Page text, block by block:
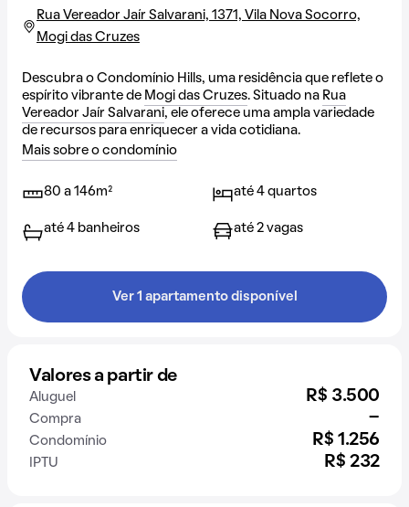
Rua Vereador Jaír Salvarani, 1371, Vila Nova Socorro,
Mogi das Cruzes
Descubra o Condomínio Hills, uma residência que reflete o
espírito vibrante de Mogi das Cruzes. Situado na Rua
Vereador Jaír Salvarani, ele oferece uma ampla variedade
de recursos para enriquecer a vida cotidiana.
Mais sobre o condomínio
80 a 146m² até 4 quartos
até 4 banheiros até 2 vagas
Ver 1 apartamento disponível
Valores a partir de
Aluguel R$ 3.500
Compra -
Condomínio R$ 1.256
IPTU R$ 232